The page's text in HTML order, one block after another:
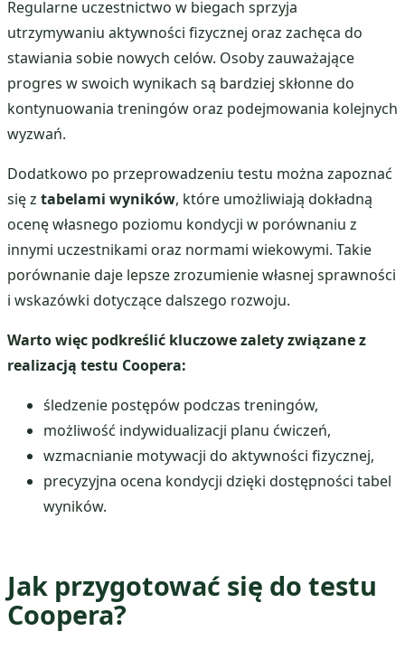
Regularne uczestnictwo w biegach sprzyja
utrzymywaniu aktywności fizycznej oraz zachęca do
stawiania sobie nowych celów. Osoby zauważające
progres w swoich wynikach są bardziej skłonne do
kontynuowania treningów oraz podejmowania kolejnych
wyzwań.
Dodatkowo po przeprowadzeniu testu można zapoznać
się z tabelami wyników, które umożliwiają dokładną
ocenę własnego poziomu kondycji w porównaniu z
innymi uczestnikami oraz normami wiekowymi. Takie
porównanie daje lepsze zrozumienie własnej sprawności
i wskazówki dotyczące dalszego rozwoju.
Warto więc podkreślić kluczowe zalety związane z
realizacją testu Coopera:
śledzenie postępów podczas treningów,
możliwość indywidualizacji planu ćwiczeń,
wzmacnianie motywacji do aktywności fizycznej,
precyzyjna ocena kondycji dzięki dostępności tabel
wyników.
Jak przygotować się do testu
Coopera?